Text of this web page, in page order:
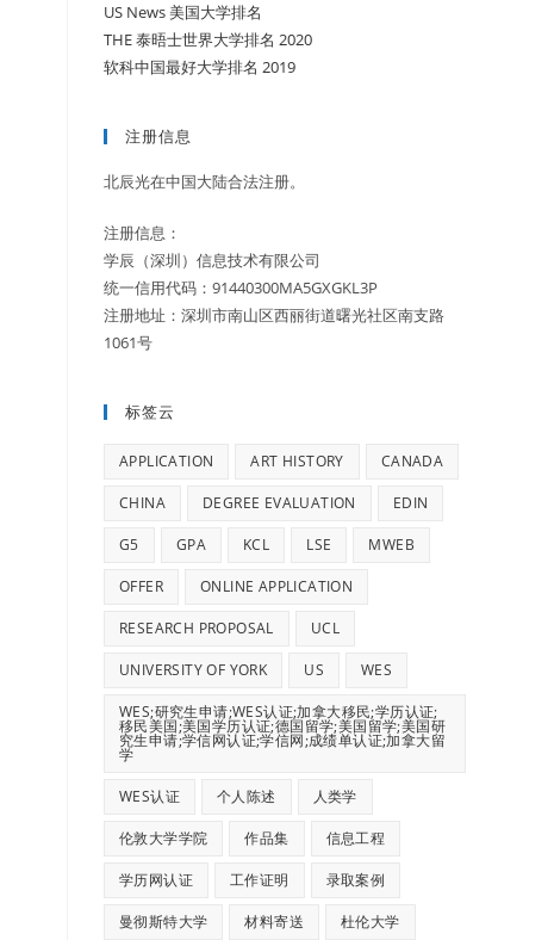
US News 美国大学排名
THE 泰晤士世界大学排名 2020
软科中国最好大学排名 2019
注册信息
北辰光在中国大陆合法注册。
注册信息：
学辰（深圳）信息技术有限公司
统一信用代码：91440300MA5GXGKL3P
注册地址：深圳市南山区西丽街道曙光社区南支路
1061号
标签云
APPLICATION ART HISTORY CANADA
CHINA DEGREE EVALUATION EDIN
G5 GPA KCL LSE MWEB
OFFER ONLINE APPLICATION
RESEARCH PROPOSAL UCL
UNIVERSITY OF YORK US WES
WES;研究生申请;WES认证;加拿大移民;学历认证;
移民美国;美国学历认证;德国留学;美国留学;美国研
究生申请;学信网认证;学信网;成绩单认证;加拿大留
学
WES认证 个人陈述 人类学
伦敦大学学院 作品集 信息工程
学历网认证 工作证明 录取案例
曼彻斯特大学 材料寄送 杜伦大学